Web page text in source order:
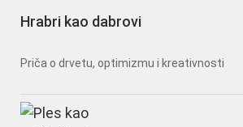
Hrabri kao dabrovi
Priča o drvetu, optimizmu i kreativnosti